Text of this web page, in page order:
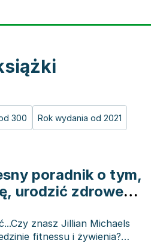
300 Rok wydania od 2021
poradnik o tym,
urodzić zdrowe
sylwetkę
znasz Jillian Michaels
fitnessu i żywienia?